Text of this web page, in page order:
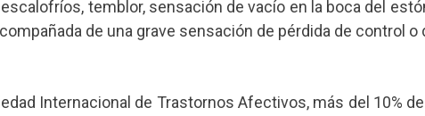
temblor, sensación de vacío en la boca del
de una grave sensación de pérdida de control
Internacional de Trastornos Afectivos, más del 10%